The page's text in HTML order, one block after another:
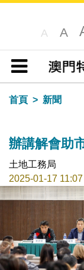
A A
目錄
首頁
新聞
辦講解會助
土地工務局
2025-01-17 11:07